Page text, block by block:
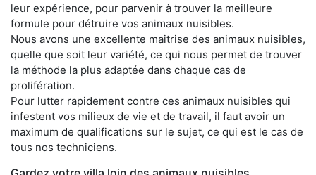
leur expérience, pour parvenir à trouver la meilleure
formule pour détruire vos animaux nuisibles.
Nous avons une excellente maitrise des animaux nuisibles,
quelle que soit leur variété, ce qui nous permet de trouver
la méthode la plus adaptée dans chaque cas de
prolifération.
Pour lutter rapidement contre ces animaux nuisibles qui
infestent vos milieux de vie et de travail, il faut avoir un
maximum de qualifications sur le sujet, ce qui est le cas de
tous nos techniciens.